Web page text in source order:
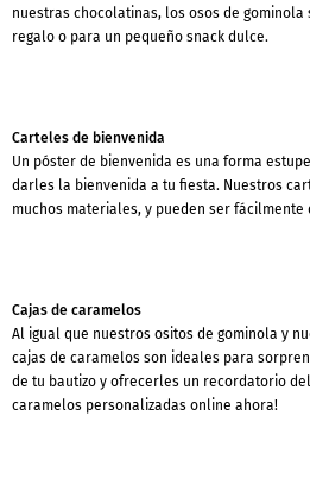
nuestras chocolatinas, los osos de
regalo o para un pequeño snack dulce.
Carteles de bienvenida
Un póster de bienvenida es una forma
darles la bienvenida a tu fiesta. Nuestros
muchos materiales, y pueden ser fácilmente
Cajas de caramelos
Al igual que nuestros ositos de gominola y
cajas de caramelos son ideales para
de tu bautizo y ofrecerles un recordatorio del
caramelos personalizadas online ahora!